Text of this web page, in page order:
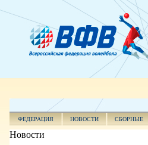
ФЕДЕРАЦИЯ НОВОСТИ СБОРНЫЕ
Новости